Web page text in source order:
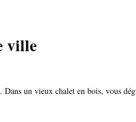
ville
un vieux chalet en bois, vous